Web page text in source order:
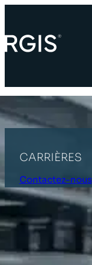
CARRIÈRES
Contactez-nous
Partenaire